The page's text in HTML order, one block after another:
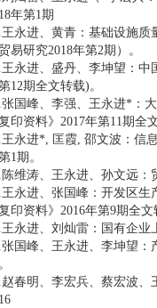
年第1期
王永进、黄青：基础设施质
易研究2018年第2期）。
王永进、盛丹、李坤望：中
12期全文转载)。
张国峰、李强、王永进*：
印资料》2017年第11期全
王永进*, 匡霞, 邵文波：信
1期。
陈维涛、王永进、孙文远：
王永进、张国峰：开发区生
印资料》2016年第9期全
王永进、刘灿雷：国有企业
张国峰、王永进、李坤望
赵春明、李宏兵、蔡宏波